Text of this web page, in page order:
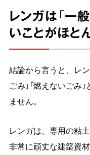
レンガは「一
いことがほと
結論から言うと、レ
ごみ」「燃えないごみ
ません。
レンガは、専用の粘
非常に頑丈な建築資